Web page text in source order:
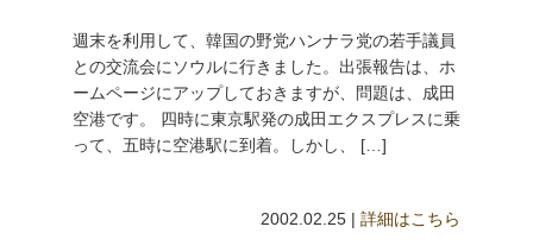
週末を利用して、韓国の野党ハンナラ党の若手議員
との交流会にソウルに行きました。出張報告は、ホ
ームページにアップしておきますが、問題は、成田
空港です。 四時に東京駅発の成田エクスプレスに乗
って、五時に空港駅に到着。しかし、 […]
2002.02.25 |詳細はこちら